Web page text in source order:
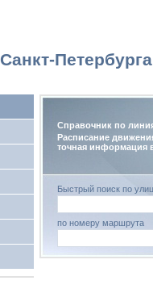
Санкт-Петербурга
Справочник по
Расписание
точная информация
Быстрый поиск по
по номеру маршрута